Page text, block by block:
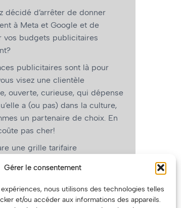
Gérer le consentement
nous utilisons des technologies telles
et/ou accéder aux informations des appareils.
décidé d’arrêter de donner
à Meta et Google et de
vos budgets publicitaires
publicitaires sont là pour
visez une clientèle
ouverte, curieuse, qui dépense
a (ou pas) dans la culture,
un partenaire de choix. En
pas cher!
une grille tarifaire